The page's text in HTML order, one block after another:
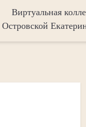
Виртуальная